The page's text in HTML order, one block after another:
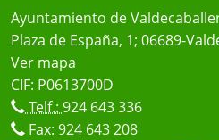
Ayuntamiento de
Plaza de España, 1; 06689-
Ver mapa
CIF: P0613700D
Telf.: 924 643 336
Fax: 924 643 208